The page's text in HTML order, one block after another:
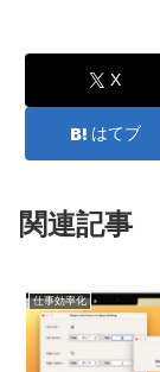
X
はてブ
関連記事
仕事効率化